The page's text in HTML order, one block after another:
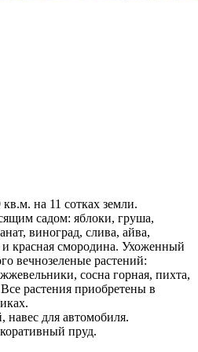
на 11 сотках земли.
садом: яблоки, груша,
виноград, слива, айва,
красная смородина. Ухоженный
вечнозеленые растений:
сосна горная, пихта,
растения приобретены в
для автомобиля.
пруд.